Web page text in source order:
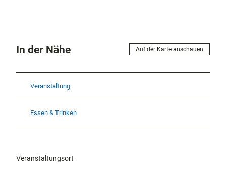
In der Nähe Auf der Karte anschauen
Veranstaltung
Essen & Trinken
Veranstaltungsort